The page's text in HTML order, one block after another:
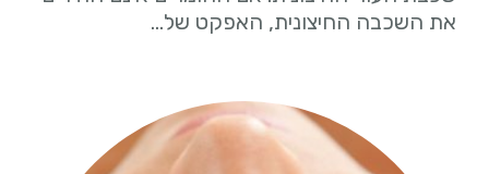
את השכבה החיצונית, האפקט של…